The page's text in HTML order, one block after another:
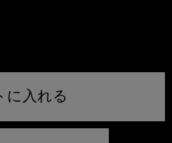
に入れる